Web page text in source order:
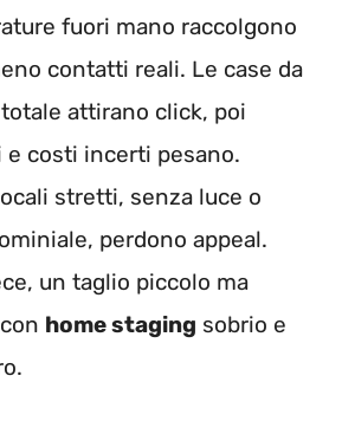
fuori mano raccolgono
contatti reali. Le case da
totale attirano click, poi
costi incerti pesano.
stretti, senza luce o
perdono appeal.
un taglio piccolo ma
home staging sobrio e